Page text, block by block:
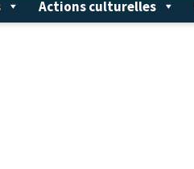
Actions culturelles